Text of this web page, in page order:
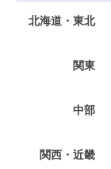
北海道・東北
関東
中部
関西・近畿